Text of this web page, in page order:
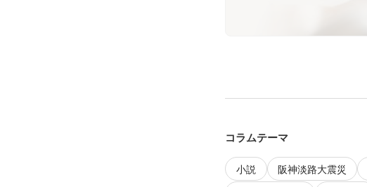
コラムテーマ
小説 阪神淡路大震災